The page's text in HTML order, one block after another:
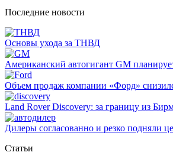
Последние новости
Основы ухода за ТНВД
Американский автогигант GM
Объем продаж компании «Форд»
Land Rover Dіscovery: за границу из
Дилеры согласованно и резко подняли
Статьи